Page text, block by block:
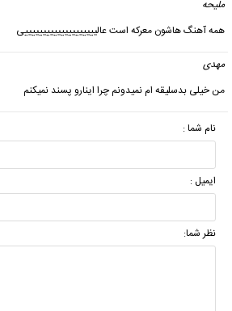
ملیحه
همه آهنگ هاشون معرکه است عالییییییییییییییییییییی
مهدی
من خیلی بدسلیقه ام نمیدونم چرا اینارو پسند نمیکنم
نام شما :
ایمیل :
نظر شما: